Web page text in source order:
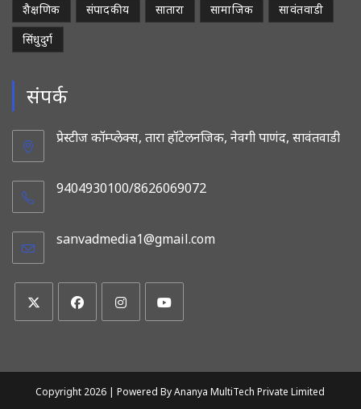
शैक्षणिक
संपादकीय सातारा सामाजिक
सावंतवाडी
सिंधुदुर्ग
संपर्क
प्रेस्टीज कॉम्प्लेक्स, तारा हॉटेलनजिक, नेवगी पाणंद, सावंतवाडी
9404930100/8626069072
sanvadmedia1@gmail.com
tab
tab
tab
Copyright 2026 |Powered By Ananya MultiTech Private Limited